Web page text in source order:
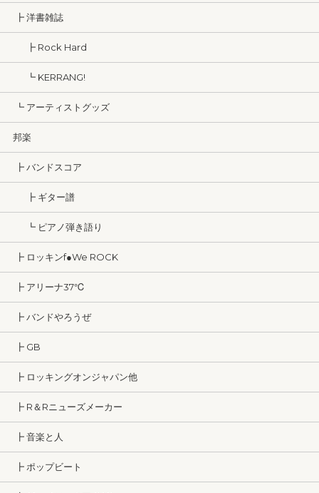
┣ 洋書雑誌
┣ Rock Hard
┗ KERRANG!
┗ アーティストグッズ
邦楽
┣ バンドスコア
┣ ギター譜
┗ ピアノ弾き語り
┣ ロッキンf●We ROCK
┣ アリーナ37℃
┣ バンドやろうぜ
┣ GB
┣ ロッキングオンジャパン他
┣ R＆Rニューズメーカー
┣ 音楽と人
┣ ポップビート